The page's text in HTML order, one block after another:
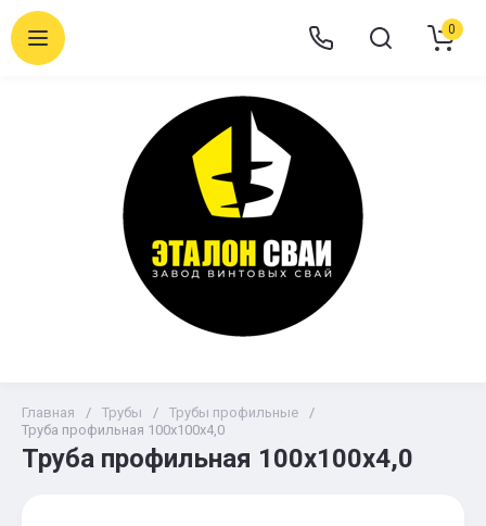
0
Главная / Трубы / Трубы профильные
/
Труба профильная 100х100х4,0
Труба профильная 100х100х4,0